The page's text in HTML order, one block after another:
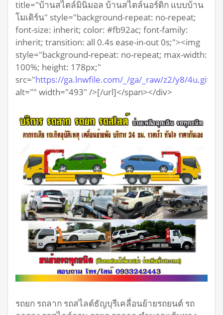
title="บ้านสไตล์มินิมอล บ้านสไตล์นอร์ดิก แบบบ้าน
โมเดิร์น" style="background-repeat: no-repeat;
font-size: inherit; color: #fb92ac; font-family:
inherit; transition: all 0.4s ease-in-out 0s;"><img
style="background-repeat: no-repeat; max-width:
100%; height: 178px;"
src="https://ga.lnwfile.com/_/ga/_raw/z2/y8/4u.gif
alt="" width="493" />[/url]</span></div>
รถยก รถลาก รถสไลด์ธัญบุรีเคลื่อนย้ายรถยนต์ รถ